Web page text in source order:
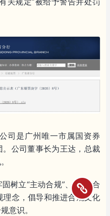
司是广州唯一市属国资券
公司董事长为王达，总裁
树立“主动合规”、“全员合
理念，倡导和推进合规文化
意识。